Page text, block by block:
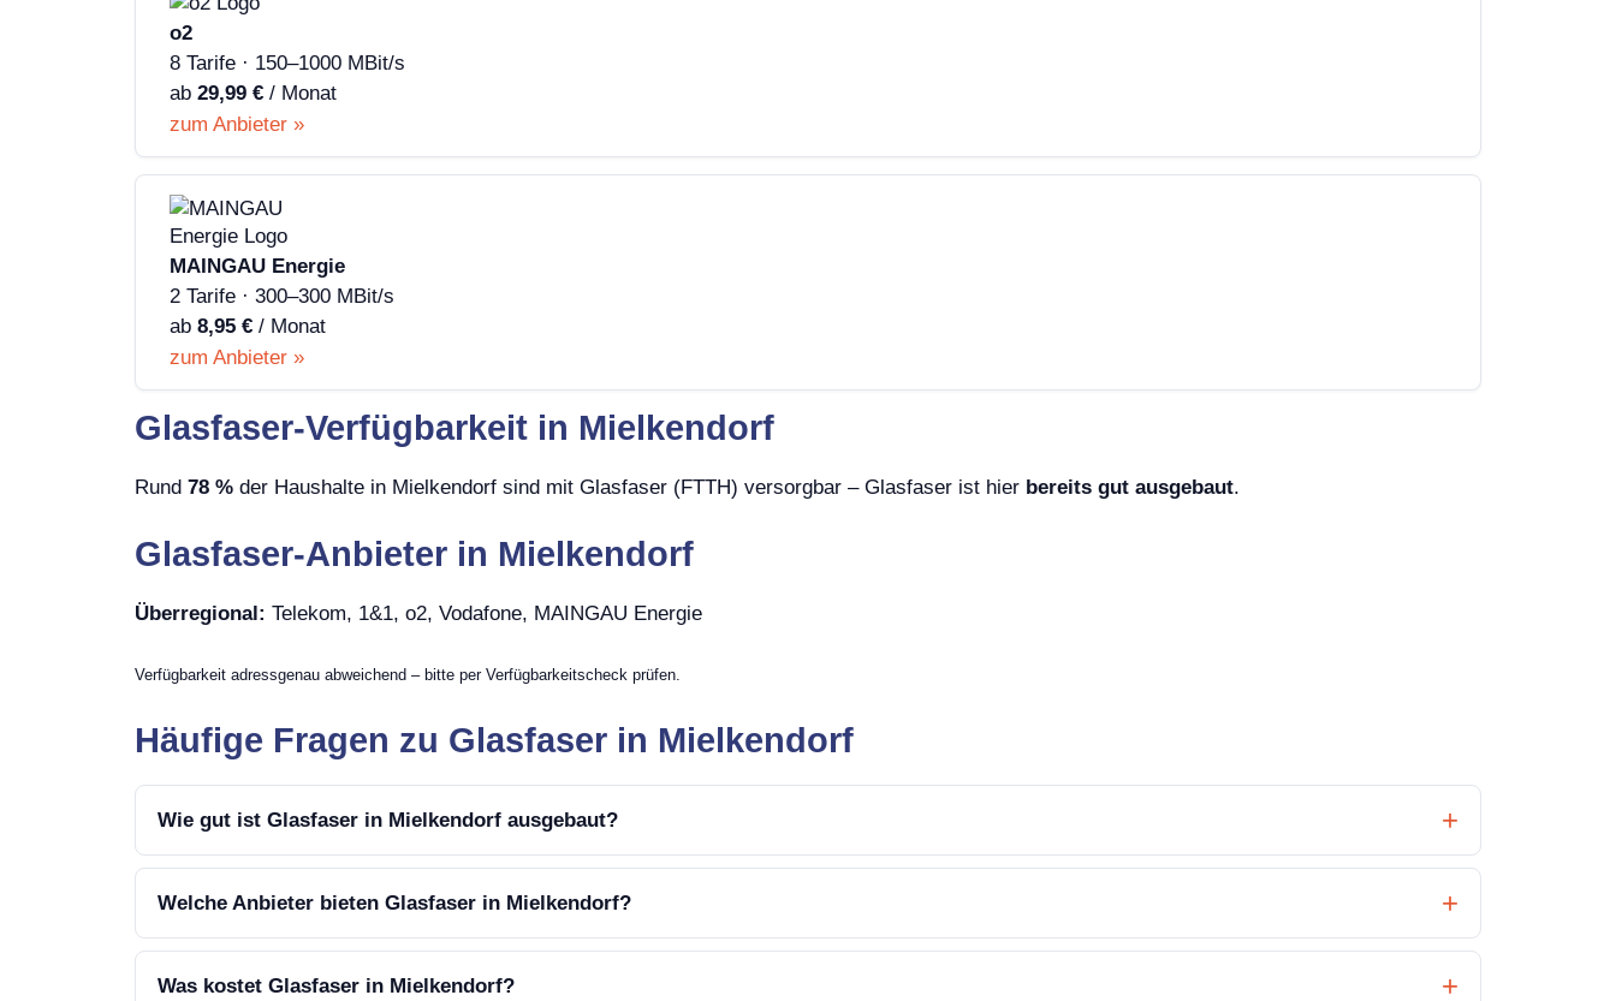
o2
8 Tarife · 150–1000 MBit/s
ab 29,99 € / Monat
zum Anbieter »
MAINGAU Energie
2 Tarife · 300–300 MBit/s
ab 8,95 € / Monat
zum Anbieter »
Glasfaser-Verfügbarkeit in Mielkendorf
Rund 78 % der Haushalte in Mielkendorf sind mit Glasfaser (FTTH) versorgbar – Glasfaser ist hier bereits gut ausgebaut.
Glasfaser-Anbieter in Mielkendorf
Überregional: Telekom, 1&1, o2, Vodafone, MAINGAU Energie
Verfügbarkeit adressgenau abweichend – bitte per Verfügbarkeitscheck prüfen.
Häufige Fragen zu Glasfaser in Mielkendorf
Wie gut ist Glasfaser in Mielkendorf ausgebaut?
Welche Anbieter bieten Glasfaser in Mielkendorf?
Was kostet Glasfaser in Mielkendorf?